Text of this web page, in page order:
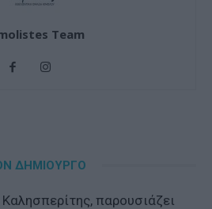
Team
ΔΗΜΙΟΥΡΓΟ
παρουσιάζει